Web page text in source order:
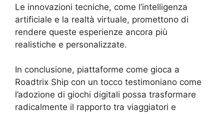
Le innovazioni tecniche, come l’intelligenza
artificiale e la realtà virtuale, promettono di
rendere queste esperienze ancora più
realistiche e personalizzate.
In conclusione, piattaforme come gioca a
Roadtrix Ship con un tocco testimoniano come
l’adozione di giochi digitali possa trasformare
radicalmente il rapporto tra viaggiatori e